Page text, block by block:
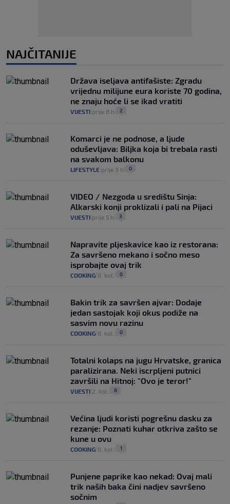
NAJČITANIJE
Država iseljava antifašiste: Zgradu
vrijednu milijune eura koriste 70 godina,
ne znaju hoće li se ikad vratiti
VIJESTI prije 8 h 2
Komarci je ne podnose, a ljude
oduševljava: Biljka koja bi trebala rasti
na svakom balkonu
LIFESTYLE prije 3 h 0
VIDEO / Nezgoda u središtu Sinja:
Alkarski konji proklizali i pali na Pijaci
VIJESTI prije 5 h 3
Napravite pljeskavice kao iz restorana:
Za savršeno mekano i sočno meso
isprobajte ovaj trik
COOKING 8. kol. 0
Bakin trik za savršen ajvar: Dodaje
jedan sastojak koji okus podiže na
sasvim novu razinu
COOKING 8. kol. 0
Totalni kolaps na jugu Hrvatske, granica
paralizirana. Neki iscrpljeni putnici
završili na Hitnoj: "Ovo je teror!"
VIJESTI 2. kol. 8
Većina ljudi koristi pogrešnu dasku za
rezanje: Poznati kuhar otkriva zašto se
kune u ovu
COOKING 8. kol. 1
Punjene paprike kao nekad: Ovaj mali
trik naših baka čini nadjev savršeno
sočnim